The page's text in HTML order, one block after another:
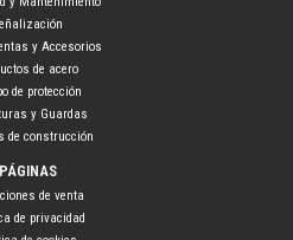
y Accesorios
de acero
de protección
y Guardas
de construcción
PÁGINAS
de venta
de privacidad